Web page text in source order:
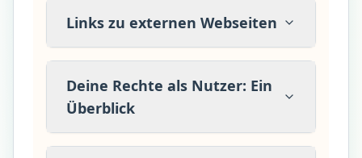
Links zu externen Webseiten
Deine Rechte als Nutzer: Ein
Überblick